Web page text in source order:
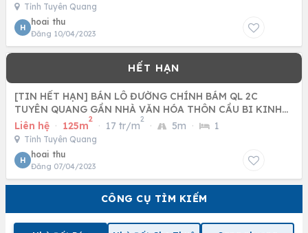
CÔNG CỤ TÌM KIẾM
Tỉnh Tuyên Quang
H
hoai thu
Đăng 10/04/2023
[TIN HẾT HẠN] BÁN LÔ ĐƯỜNG CHÍNH BÁM QL 2C
TUYÊN QUANG GẦN NHÀ VĂN HÓA THÔN CẦU BI KINH
DOANH ĐƯỢC GIÁ 25TR
Liên hệ · 125m
2
· 17 tr/m
2
· 5m · 1
Tỉnh Tuyên Quang
H
hoai thu
Đăng 07/04/2023